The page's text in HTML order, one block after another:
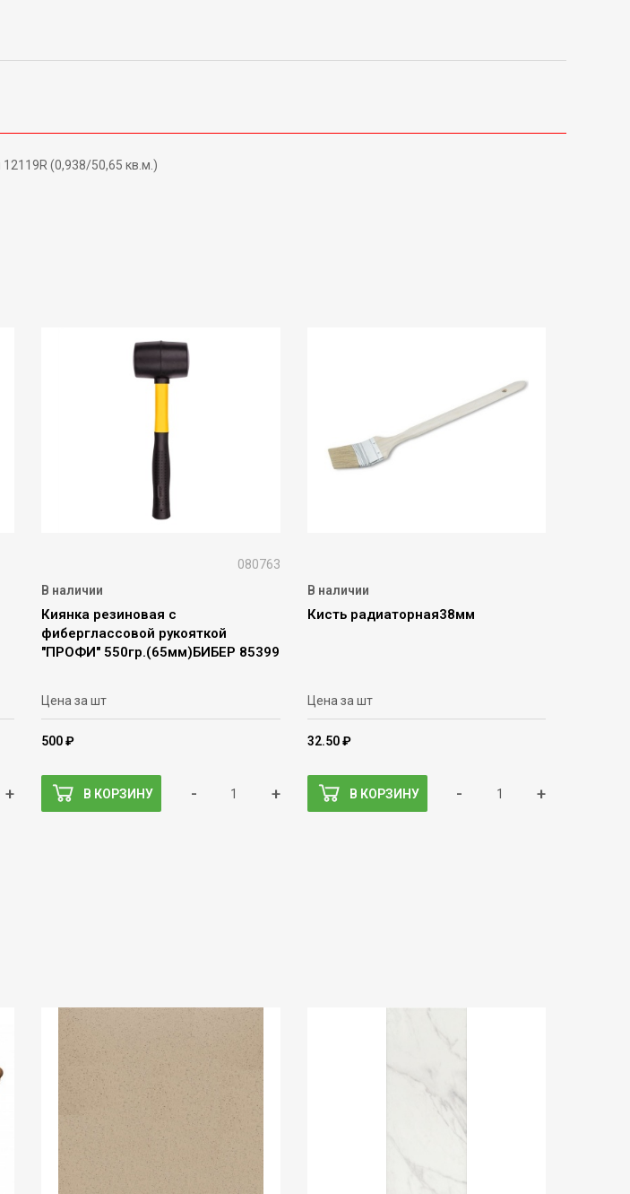
(0,938/50,65 кв.м.)
+
080763
В наличии
Киянка резиновая с
фиберглассовой рукояткой
"ПРОФИ" 550гр.(65мм)БИБЕР 85399
Цена за шт
500 ₽
В КОРЗИНУ - +
В наличии
Кисть радиаторная38мм
Цена за шт
32.50 ₽
В КОРЗИНУ - +